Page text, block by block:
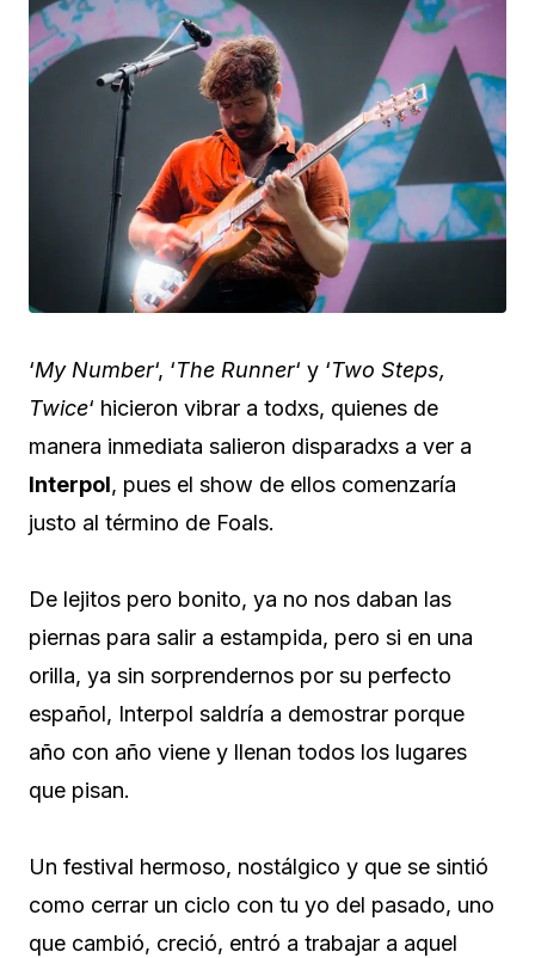
‘My Number‘, ‘The Runner‘ y ‘Two Steps,
Twice‘ hicieron vibrar a todxs, quienes de
manera inmediata salieron disparadxs a ver a
Interpol, pues el show de ellos comenzaría
justo al término de Foals.
De lejitos pero bonito, ya no nos daban las
piernas para salir a estampida, pero si en una
orilla, ya sin sorprendernos por su perfecto
español, Interpol saldría a demostrar porque
año con año viene y llenan todos los lugares
que pisan.
Un festival hermoso, nostálgico y que se sintió
como cerrar un ciclo con tu yo del pasado, uno
que cambió, creció, entró a trabajar a aquel